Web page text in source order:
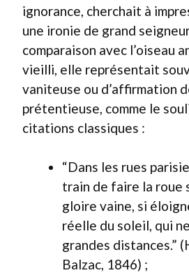
ignorance, cherchait à
une ironie de grand
comparaison avec l’oiseau
vieilli, elle représentait
vaniteuse ou d’affirmation
prétentieuse, comme le
citations classiques :
“Dans les rues
train de faire la roue
gloire vaine, si
réelle du soleil, qui
grandes distances.”
Balzac, 1846) ;